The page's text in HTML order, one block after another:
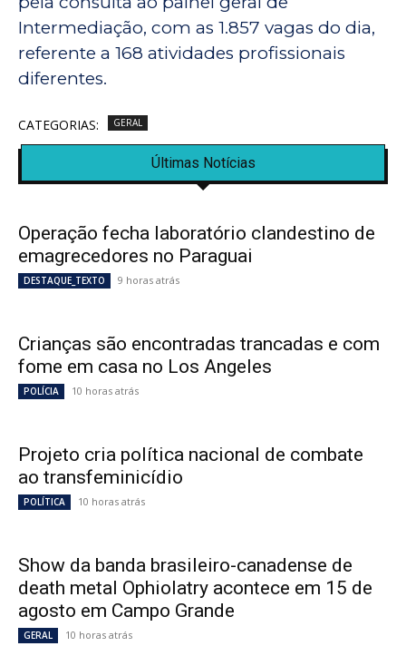
Intermediação, com as 1.857 vagas do dia,
referente a 168 atividades profissionais
diferentes.
CATEGORIAS: GERAL
Últimas Notícias
Operação fecha laboratório clandestino de
emagrecedores no Paraguai
DESTAQUE_TEXTO 9 horas atrás
Crianças são encontradas trancadas e com
fome em casa no Los Angeles
POLÍCIA 10 horas atrás
Projeto cria política nacional de combate
ao transfeminicídio
POLÍTICA 10 horas atrás
Show da banda brasileiro-canadense de
death metal Ophiolatry acontece em 15 de
agosto em Campo Grande
GERAL 10 horas atrás